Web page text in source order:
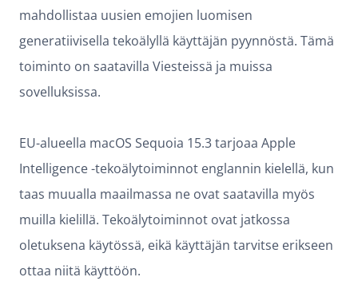
mahdollistaa uusien emojien luomisen
generatiivisella tekoälyllä käyttäjän pyynnöstä. Tämä
toiminto on saatavilla Viesteissä ja muissa
sovelluksissa.
EU-alueella macOS Sequoia 15.3 tarjoaa Apple
Intelligence -tekoälytoiminnot englannin kielellä, kun
taas muualla maailmassa ne ovat saatavilla myös
muilla kielillä. Tekoälytoiminnot ovat jatkossa
oletuksena käytössä, eikä käyttäjän tarvitse erikseen
ottaa niitä käyttöön.